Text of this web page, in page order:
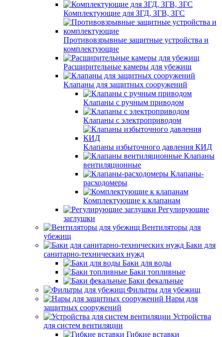
Комплектующие для ЗГД, ЗГВ, ЗГС
Противовзрывные защитные устройства и
комплектующие
Расширительные камеры для убежищ
Клапаны для защитных сооружений
Клапаны с ручным приводом
Клапаны с электроприводом
Клапаны избыточного давления КИД
Клапаны
вентиляционные
Клапаны-
расходомеры
Комплектующие к клапанам
Регулирующие
заглушки
Вентиляторы для
убежищ
Баки для
санитарно-технических нужд
Баки для воды
Баки топливные
Баки фекальные
Фильтры для убежищ
Нары для
защитных сооружений
Устройства
для систем вентиляции
Гибкие вставки